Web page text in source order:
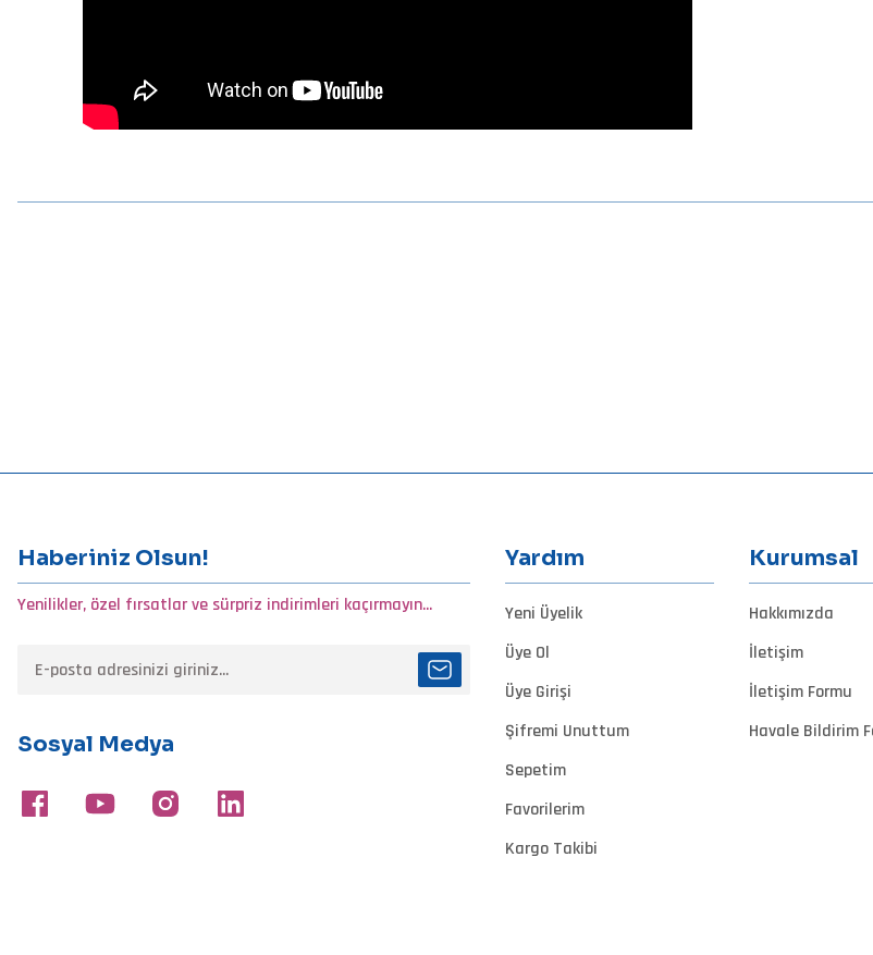
Bu ürüne benzer farklı alternatifler olmalı.
Gönder
Haberiniz Olsun!
Yenilikler, özel fırsatlar ve sürpriz indirimleri kaçırmayın...
Sosyal Medya
Yardım
Yeni Üyelik
Üye Ol
Üye Girişi
Şifremi Unuttum
Sepetim
Favorilerim
Kargo Takibi
Kurumsal
Hakkımızda
İletişim
İletişim Formu
Havale Bildirim